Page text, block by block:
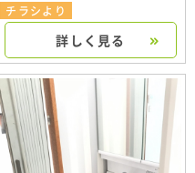
チラシより
詳しく見る